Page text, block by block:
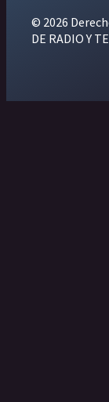
© 2026
DE RADIO Y